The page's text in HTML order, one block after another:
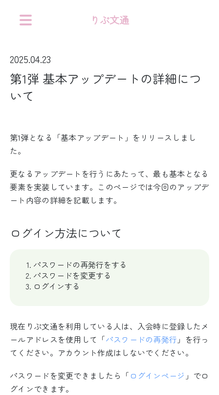
りぷ文通
2025.04.23
第1弾 基本アップデートの詳細につ
いて
第1弾となる「基本アップデート」をリリースしまし
た。
更なるアップデートを行うにあたって、最も基本となる
要素を実装しています。このページでは今回のアップデ
ート内容の詳細を記載します。
ログイン方法について
パスワードの再発行をする
パスワードを変更する
ログインする
現在りぷ文通を利用している人は、入会時に登録したメ
ールアドレスを使用して「パスワードの再発行 」を行っ
てください。アカウント作成はしないでください。
パスワードを変更できましたら「 ログインページ 」でロ
グインできます。